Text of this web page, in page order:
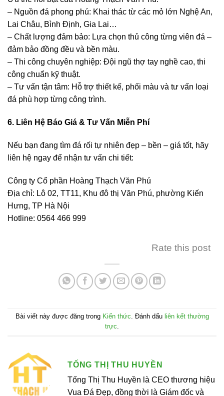
– Nguồn đá phong phú: Khai thác từ các mỏ lớn Nghệ An,
Lai Châu, Bình Định, Gia Lai…
– Chất lượng đảm bảo: Lựa chọn thủ công từng viên đá –
đảm bảo đồng đều và bền màu.
– Thi công chuyên nghiệp: Đội ngũ thợ tay nghề cao, thi
công chuẩn kỹ thuật.
– Tư vấn tận tâm: Hỗ trợ thiết kế, phối màu và tư vấn loại
đá phù hợp từng công trình.
6. Liên Hệ Báo Giá & Tư Vấn Miễn Phí
Nếu bạn đang tìm đá rối tự nhiên đẹp – bền – giá tốt, hãy
liên hệ ngay để nhận tư vấn chi tiết:
Công ty Cổ phần Hoàng Thạch Văn Phú
Địa chỉ: Lô 02, TT11, Khu đô thị Văn Phú, phường Kiến
Hưng, TP Hà Nội
Hotline: 0564 466 999
Rate this post
Bài viết này được đăng trong Kiến thức. Đánh dấu liên kết thường
trực.
TỐNG THỊ THU HUYỀN
Tống Thị Thu Huyền là CEO thương hiệu
Vua Đá Đẹp, đồng thời là Giám đốc và